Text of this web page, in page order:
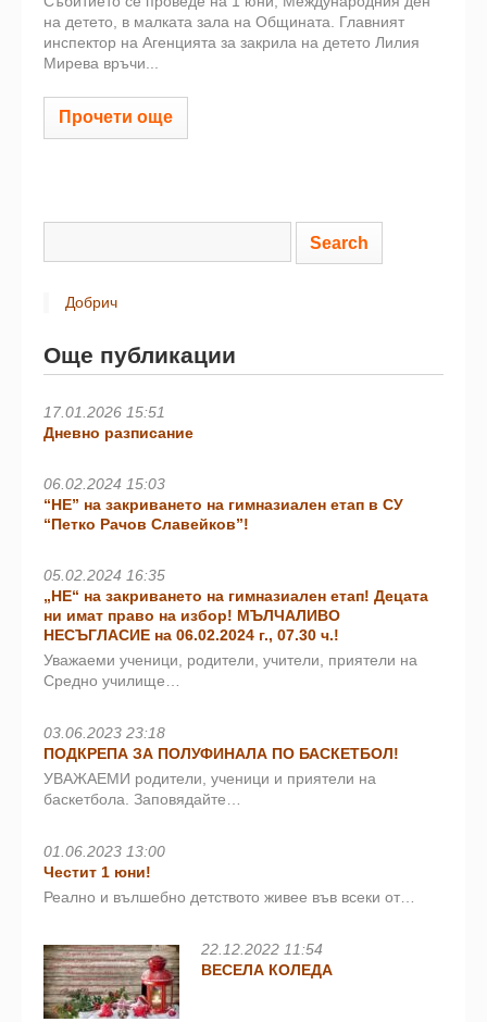
на детето, в малката зала на Общината. Главният
инспектор на Агенцията за закрила на детето Лилия
Мирева връчи...
Прочети още
Добрич
Още публикации
17.01.2026 15:51
Дневно разписание
06.02.2024 15:03
“НЕ” на закриването на гимназиален етап в СУ
“Петко Рачов Славейков”!
05.02.2024 16:35
„НЕ“ на закриването на гимназиален етап! Децата
ни имат право на избор! МЪЛЧАЛИВО
НЕСЪГЛАСИЕ на 06.02.2024 г., 07.30 ч.!
Уважаеми ученици, родители, учители, приятели на
Средно училище…
03.06.2023 23:18
ПОДКРЕПА ЗА ПОЛУФИНАЛА ПО БАСКЕТБОЛ!
УВАЖАЕМИ родители, ученици и приятели на
баскетбола. Заповядайте…
01.06.2023 13:00
Честит 1 юни!
Реално и вълшебно детството живее във всеки от…
22.12.2022 11:54
ВЕСЕЛА КОЛЕДА